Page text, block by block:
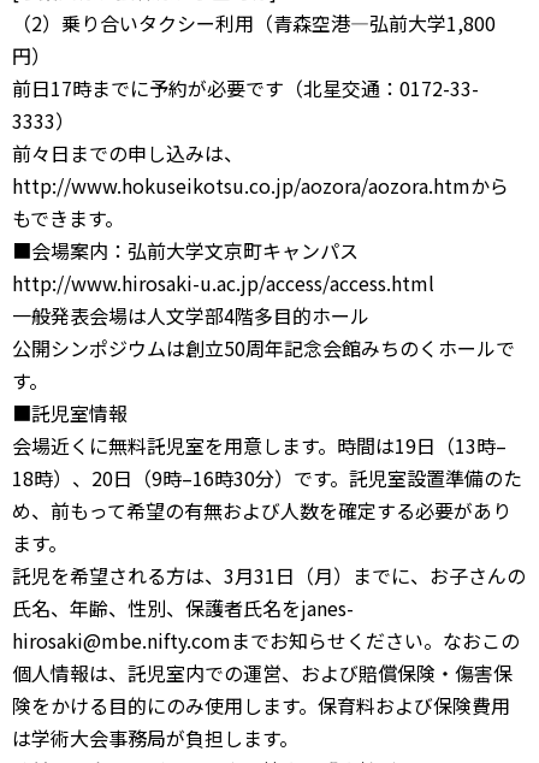
（2）乗り合いタクシー利用（青森空港—弘前大学1,800
円）
前日17時までに予約が必要です（北星交通：0172-33-
3333）
前々日までの申し込みは、
http://www.hokuseikotsu.co.jp/aozora/aozora.htmから
もできます。
■会場案内：弘前大学文京町キャンパス
http://www.hirosaki-u.ac.jp/access/access.html
一般発表会場は人文学部4階多目的ホール
公開シンポジウムは創立50周年記念会館みちのくホールで
す。
■託児室情報
会場近くに無料託児室を用意します。時間は19日（13時–
18時）、20日（9時–16時30分）です。託児室設置準備のた
め、前もって希望の有無および人数を確定する必要があり
ます。
託児を希望される方は、3月31日（月）までに、お子さんの
氏名、年齢、性別、保護者氏名をjanes-
hirosaki@mbe.nifty.comまでお知らせください。なおこの
個人情報は、託児室内での運営、および賠償保険・傷害保
険をかける目的にのみ使用します。保育料および保険費用
は学術大会事務局が負担します。